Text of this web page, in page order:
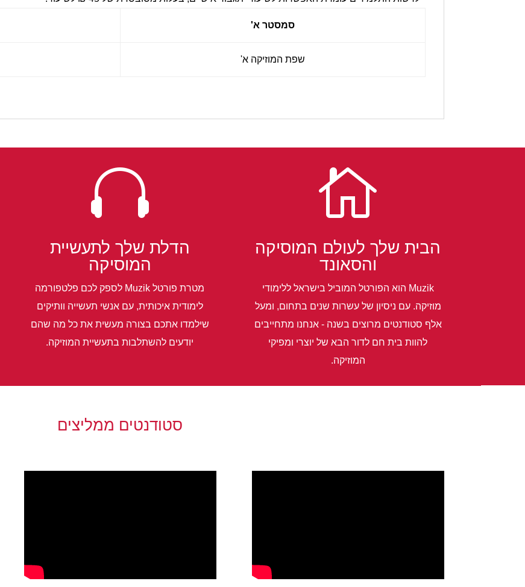
סמסטר א'
שפת המוזיקה א'

הדלת שלך לתעשיית
המוסיקה
מטרת פורטל Muzik לספק לכם פלטפורמה
לימודית איכותית, עם אנשי תעשייה וותיקים
שילמדו אתכם בצורה מעשית את כל מה שהם
יודעים להשתלבות בתעשיית המוזיקה.

הבית שלך לעולם המוסיקה
והסאונד
Muzik הוא הפורטל המוביל בישראל ללימודי
מוזיקה. עם ניסיון של עשרות שנים בתחום, ומעל
אלף סטודנטים מרוצים בשנה - אנחנו מתחייבים
להוות בית חם לדור הבא של יוצרי ומפיקי
המוזיקה.
סטודנטים ממליצים